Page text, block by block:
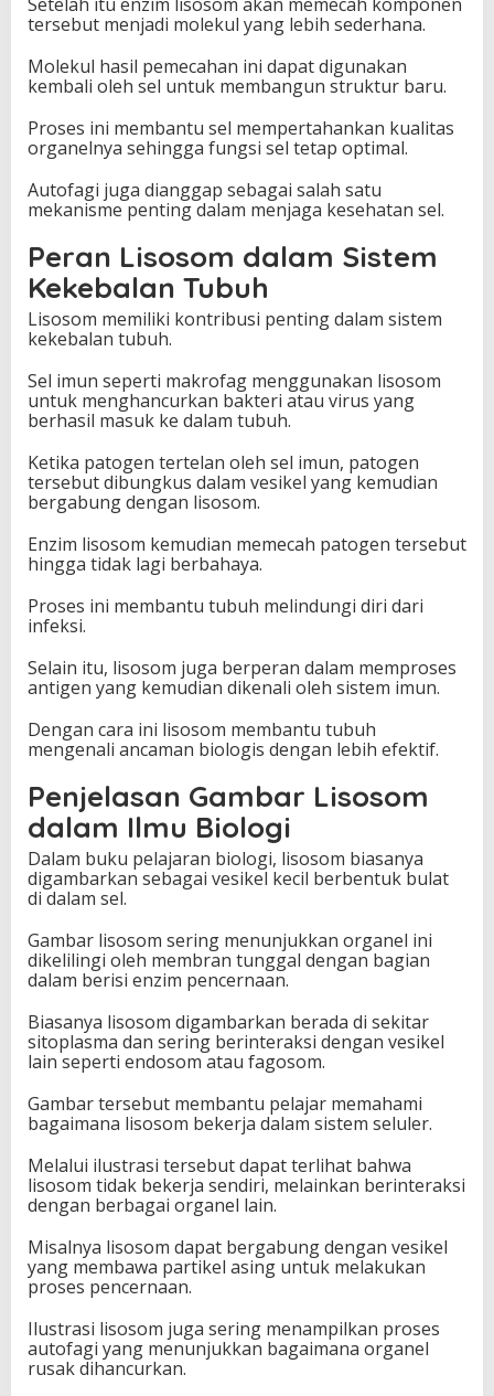
tersebut menjadi molekul yang lebih sederhana.
Molekul hasil pemecahan ini dapat digunakan
kembali oleh sel untuk membangun struktur baru.
Proses ini membantu sel mempertahankan kualitas
organelnya sehingga fungsi sel tetap optimal.
Autofagi juga dianggap sebagai salah satu
mekanisme penting dalam menjaga kesehatan sel.
Peran Lisosom dalam Sistem
Kekebalan Tubuh
Lisosom memiliki kontribusi penting dalam sistem
kekebalan tubuh.
Sel imun seperti makrofag menggunakan lisosom
untuk menghancurkan bakteri atau virus yang
berhasil masuk ke dalam tubuh.
Ketika patogen tertelan oleh sel imun, patogen
tersebut dibungkus dalam vesikel yang kemudian
bergabung dengan lisosom.
Enzim lisosom kemudian memecah patogen tersebut
hingga tidak lagi berbahaya.
Proses ini membantu tubuh melindungi diri dari
infeksi.
Selain itu, lisosom juga berperan dalam memproses
antigen yang kemudian dikenali oleh sistem imun.
Dengan cara ini lisosom membantu tubuh
mengenali ancaman biologis dengan lebih efektif.
Penjelasan Gambar Lisosom
dalam Ilmu Biologi
Dalam buku pelajaran biologi, lisosom biasanya
digambarkan sebagai vesikel kecil berbentuk bulat
di dalam sel.
Gambar lisosom sering menunjukkan organel ini
dikelilingi oleh membran tunggal dengan bagian
dalam berisi enzim pencernaan.
Biasanya lisosom digambarkan berada di sekitar
sitoplasma dan sering berinteraksi dengan vesikel
lain seperti endosom atau fagosom.
Gambar tersebut membantu pelajar memahami
bagaimana lisosom bekerja dalam sistem seluler.
Melalui ilustrasi tersebut dapat terlihat bahwa
lisosom tidak bekerja sendiri, melainkan berinteraksi
dengan berbagai organel lain.
Misalnya lisosom dapat bergabung dengan vesikel
yang membawa partikel asing untuk melakukan
proses pencernaan.
Ilustrasi lisosom juga sering menampilkan proses
autofagi yang menunjukkan bagaimana organel
rusak dihancurkan.